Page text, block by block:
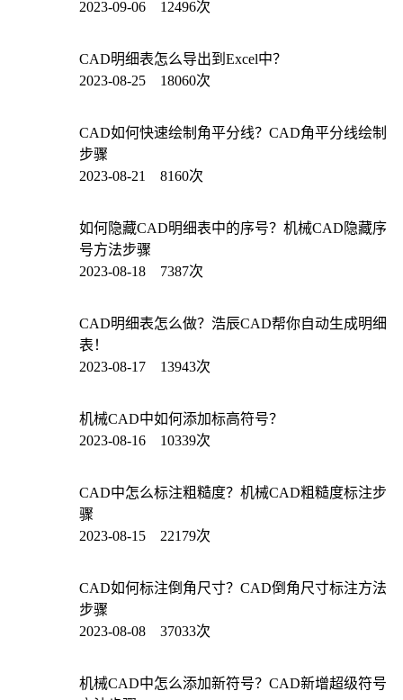
2023-09-06 12496次
CAD明细表怎么导出到Excel中？
2023-08-25 18060次
CAD如何快速绘制角平分线？CAD角平分线绘制
步骤
2023-08-21 8160次
如何隐藏CAD明细表中的序号？机械CAD隐藏序
号方法步骤
2023-08-18 7387次
CAD明细表怎么做？浩辰CAD帮你自动生成明细
表！
2023-08-17 13943次
机械CAD中如何添加标高符号？
2023-08-16 10339次
CAD中怎么标注粗糙度？机械CAD粗糙度标注步
骤
2023-08-15 22179次
CAD如何标注倒角尺寸？CAD倒角尺寸标注方法
步骤
2023-08-08 37033次
机械CAD中怎么添加新符号？CAD新增超级符号